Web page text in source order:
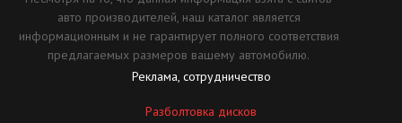
авто производителей, наш каталог является
информационным и не гарантирует полного соответствия
предлагаемых размеров вашему автомобилю.
Реклама, сотрудничество
Разболтовка дисков